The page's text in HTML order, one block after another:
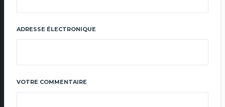
ADRESSE ÉLECTRONIQUE
VOTRE COMMENTAIRE